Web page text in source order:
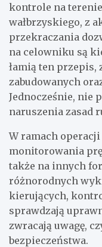
kontrole na
wałbrzyskiego, z
przekraczania
na celowniku są
łamią ten przepis,
zabudowanych
Jednocześnie, nie
naruszenia zasad
W ramach operacji
monitorowania
także na innych
różnorodnych
kierujących,
sprawdzają
zwracają uwagę,
bezpieczeństwa.